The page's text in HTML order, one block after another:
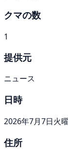
クマの数
1
提供元
ニュース
日時
2026年7月7日火
住所